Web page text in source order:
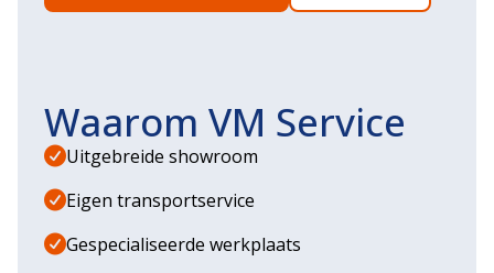
Waarom VM Service
Uitgebreide showroom
Eigen transportservice
Gespecialiseerde werkplaats